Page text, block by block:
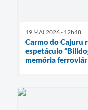
19 MAI 2026 - 12h48
Carmo do Cajuru
espetáculo
memória